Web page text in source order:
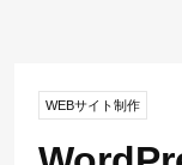
WEBサイト制作